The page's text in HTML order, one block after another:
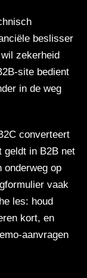
beslisser
zekerheid
site bedient
in de weg
converteert
geldt in B2B net
onderweg op
vaak
les: houd
kort, en
aanvragen